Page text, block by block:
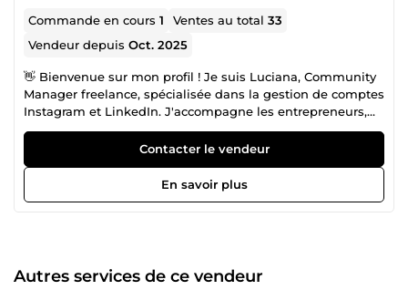
Commande en cours1 Ventes au total33
Vendeur depuisOct. 2025
👋 Bienvenue sur mon profil ! Je suis Luciana, Community
Manager freelance, spécialisée dans la gestion de comptes
Instagram et LinkedIn. J'accompagne les entrepreneurs,
indépendants, PME et marques qui souhaitent développer
leur visibilité, renforcer leur image de marque et
communiquer efficacement sur les réseaux sociaux. Ma
mission est simple : vous faire gagner du temps en
prenant en charge votre communication avec une
publications, carrousels et stories ✔ Rédaction de contenus
engageants et optimisés ✔ Élaboration de calendriers
Contacter le vendeur
En savoir plus
Autres services de ce vendeur